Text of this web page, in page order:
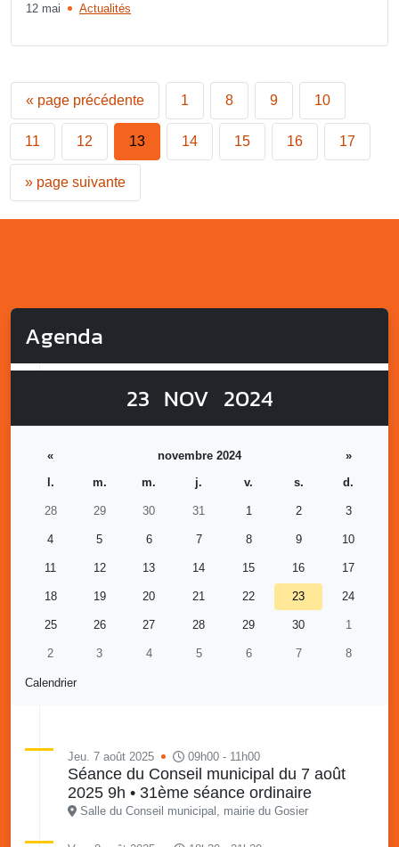
12 mai Actualités
« page précédente 1 8 9 10
11 12 13 14 15 16 17
» page suivante
Agenda
23 NOV 2024
Calendrier
« novembre 2024
»
l.
m. m. j. v. s. d.
28 29 30 31 1 2 3
4 5 6 7 8 9 10
11 12 13 14 15 16 17
18 19 20 21 22 23 24
25 26 27 28 29 30 1
2 3 4 5 6 7 8
Jeu. 7 août 2025 09h00 - 11h00
Séance du Conseil municipal du 7 août
2025 9h • 31ème séance ordinaire
Salle du Conseil municipal, mairie du Gosier